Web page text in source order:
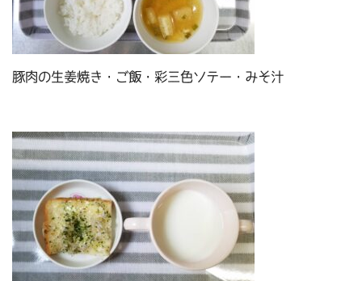
豚肉の生姜焼き・ご飯・彩三色ソテー・みそ汁